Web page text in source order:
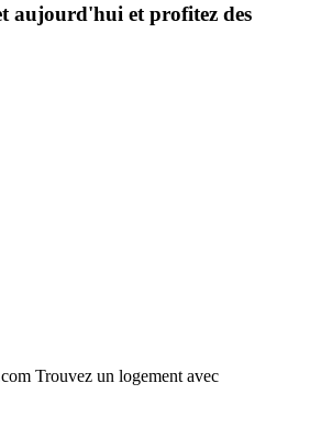
aujourd'hui et profitez des
Trouvez un logement avec